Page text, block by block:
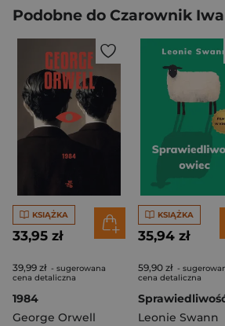
Podobne do Czarownik
KSIĄŻKA
33,95 zł
39,99 zł - sugerowana
cena detaliczna
1984
George Orwell
KSIĄŻKA
35,94 zł
59,90 zł -
cena detaliczna
Leonie Swann